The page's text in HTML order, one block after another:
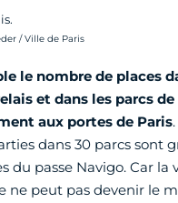
/ Ville de Paris
le nombre de places
et dans les parcs de
aux portes de Paris
dans 30 parcs sont
du passe Navigo. Car la
ne peut pas devenir le